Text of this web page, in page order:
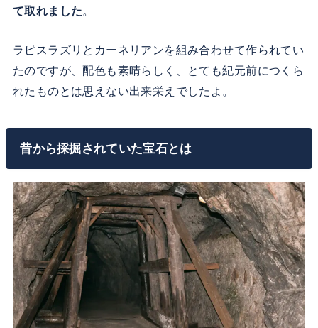
て取れました。
ラピスラズリとカーネリアンを組み合わせて作られてい
たのですが、配色も素晴らしく、とても紀元前につくら
れたものとは思えない出来栄えでしたよ。
昔から採掘されていた宝石とは